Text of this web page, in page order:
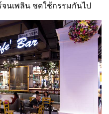
จนเพลิน ชดใช้กรรมกันไป